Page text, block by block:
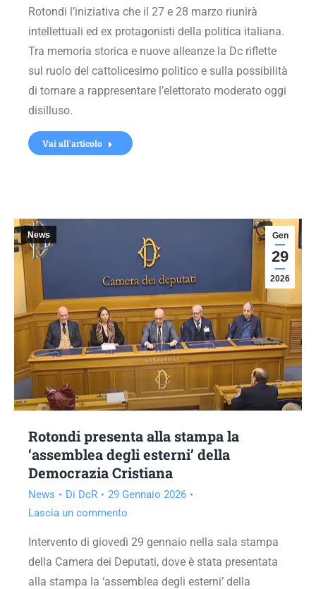
Rotondi l’iniziativa che il 27 e 28 marzo riunirà
intellettuali ed ex protagonisti della politica italiana.
Tra memoria storica e nuove alleanze la Dc riflette
sul ruolo del cattolicesimo politico e sulla possibilità
di tornare a rappresentare l’elettorato moderato oggi
disilluso.
Vai all'articolo
Gen
29
2026
News
Rotondi presenta alla stampa la
‘assemblea degli esterni’ della
Democrazia Cristiana
News Di DcR
29 Gennaio 2026
Lascia un commento
Intervento di giovedì 29 gennaio nella sala stampa
della Camera dei Deputati, dove è stata presentata
alla stampa la ‘assemblea degli esterni’ della